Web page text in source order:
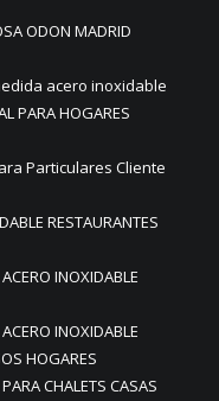
ODON MADRID
acero inoxidable
PARA HOGARES
Particulares Cliente
RESTAURANTES
INOXIDABLE
INOXIDABLE
HOGARES
CHALETS CASAS